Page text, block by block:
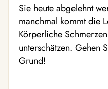
Sie heute abgelehnt
manchmal kommt die
Körperliche
unterschätzen. Gehen
Grund!